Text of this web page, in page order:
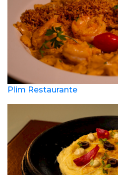
Plim Restaurante